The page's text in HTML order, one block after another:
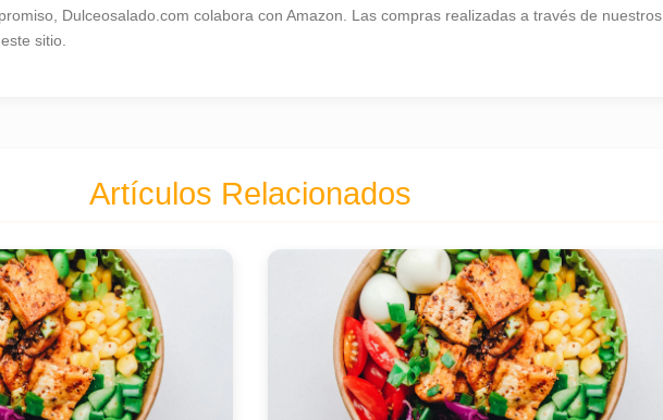
Dulceosalado.com colabora con Amazon. Las compras realizadas a través de nuestros
sitio.
Artículos Relacionados